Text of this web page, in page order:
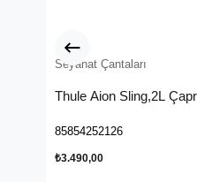
Seyahat Çantaları
Thule Aion Sling,2L
85854252126
₺3.490,00